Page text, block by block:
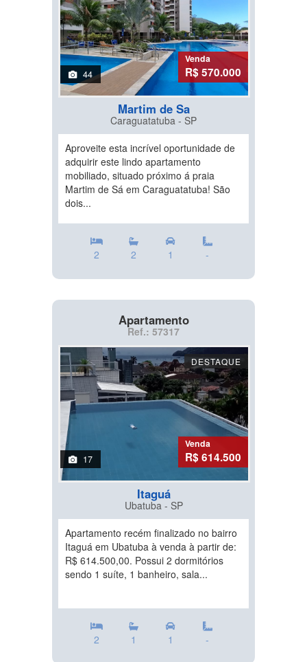
44
Venda
R$ 570.000
Martim de Sa
Caraguatatuba - SP
Aproveite esta incrível oportunidade de
adquirir este lindo apartamento
mobiliado, situado próximo á praia
Martim de Sá em Caraguatatuba! São
dois...
2 2 1 -
Apartamento
Ref.: 57317
DESTAQUE
17
Venda
R$ 614.500
Itaguá
Ubatuba - SP
Apartamento recém finalizado no bairro
Itaguá em Ubatuba à venda à partir de:
R$ 614.500,00. Possui 2 dormitórios
sendo 1 suíte, 1 banheiro, sala...
2 1 1 -